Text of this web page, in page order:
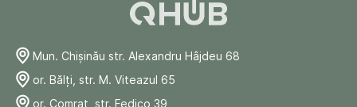
Mun. Chişinău str. Alexandru Hâjdeu 68
or. Bălți, str. M. Viteazul 65
or. Comrat, str. Fedico 39